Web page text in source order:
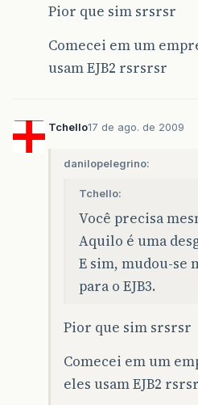
Pior que sim srsrsr
Comecei em um
usam EJB2 rsrsrsr
Tchello17 de ago. de 2009
danilopelegrino:
Tchello:
Você precisa
Aquilo é uma
E sim, mudou-se
para o EJB3.
Pior que sim srsrsr
Comecei em um
eles usam EJB2